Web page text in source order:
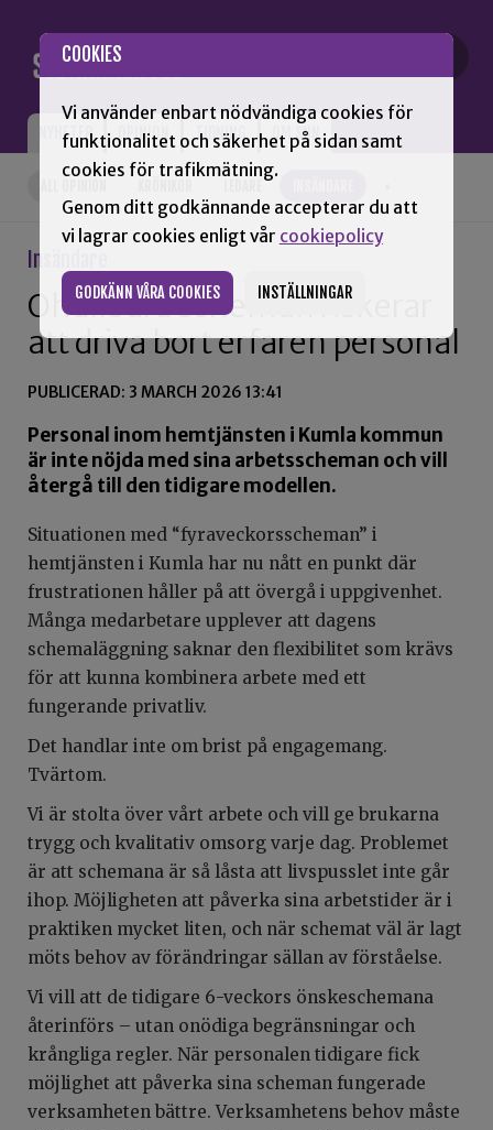
COOKIES
Vi använder enbart nödvändiga cookies för
funktionalitet och säkerhet på sidan samt
cookies för trafikmätning.
Genom ditt godkännande accepterar du att
vi lagrar cookies enligt vår cookiepolicy
GODKÄNN VÅRA COOKIES INSTÄLLNINGAR
NYHETER OPINION TIDNING OM SNN
Insändare
Ohållbara scheman riskerar
att driva bort erfaren personal
PUBLICERAD: 3 MARCH 2026 13:41
Personal inom hemtjänsten i Kumla kommun
är inte nöjda med sina arbetsscheman och vill
återgå till den tidigare modellen.
Situationen med “fyraveckorsscheman” i
hemtjänsten i Kumla har nu nått en punkt där
frustrationen håller på att övergå i uppgivenhet.
Många medarbetare upplever att dagens
schemaläggning saknar den flexibilitet som krävs
för att kunna kombinera arbete med ett
fungerande privatliv.
Det handlar inte om brist på engagemang.
Tvärtom.
Vi är stolta över vårt arbete och vill ge brukarna
trygg och kvalitativ omsorg varje dag. Problemet
är att schemana är så låsta att livspusslet inte går
ihop. Möjligheten att påverka sina arbetstider är i
praktiken mycket liten, och när schemat väl är lagt
möts behov av förändringar sällan av förståelse.
Vi vill att de tidigare 6-veckors önskeschemana
återinförs – utan onödiga begränsningar och
krångliga regler. När personalen tidigare fick
möjlighet att påverka sina scheman fungerade
verksamheten bättre. Verksamhetens behov måste